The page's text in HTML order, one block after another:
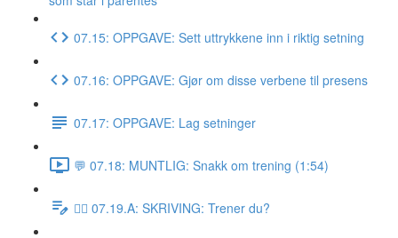
07.15: OPPGAVE: Sett uttrykkene inn i riktig setning
07.16: OPPGAVE: Gjør om disse verbene til presens
07.17: OPPGAVE: Lag setninger
💬 07.18: MUNTLIG: Snakk om trening (1:54)
✍🏼 07.19.A: SKRIVING: Trener du?